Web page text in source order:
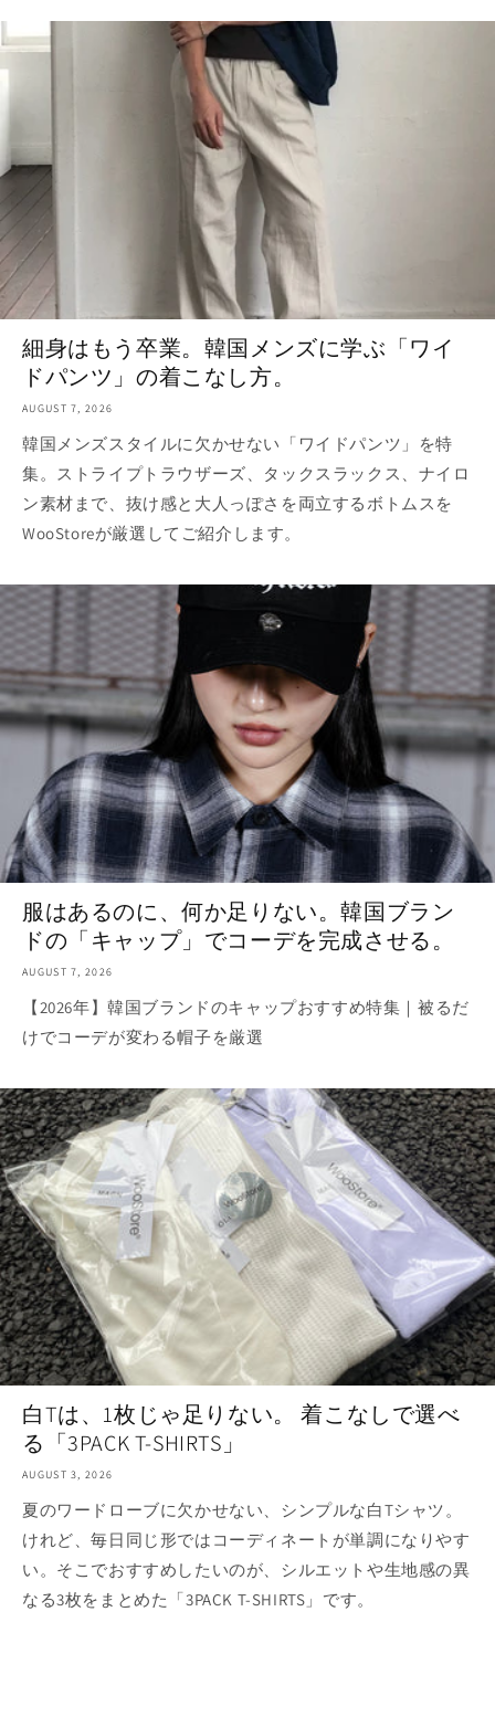
細身はもう卒業。韓国メンズに学ぶ「ワイ
ドパンツ」の着こなし方。
AUGUST 7, 2026
韓国メンズスタイルに欠かせない「ワイドパンツ」を特
集。ストライプトラウザーズ、タックスラックス、ナイロ
ン素材まで、抜け感と大人っぽさを両立するボトムスを
WooStoreが厳選してご紹介します。
服はあるのに、何か足りない。韓国ブラン
ドの「キャップ」でコーデを完成させる。
AUGUST 7, 2026
【2026年】韓国ブランドのキャップおすすめ特集｜被るだ
けでコーデが変わる帽子を厳選
白Tは、1枚じゃ足りない。 着こなしで選べ
る「3PACK T-SHIRTS」
AUGUST 3, 2026
夏のワードローブに欠かせない、シンプルな白Tシャツ。
けれど、毎日同じ形ではコーディネートが単調になりやす
い。そこでおすすめしたいのが、シルエットや生地感の異
なる3枚をまとめた「3PACK T-SHIRTS」です。